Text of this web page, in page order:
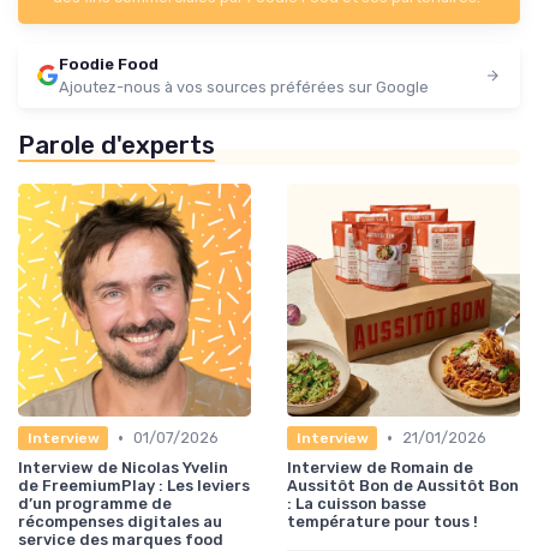
Foodie Food
Ajoutez-nous à vos sources préférées sur Google
Parole d'experts
Interview • 01/07/2026
Interview de Nicolas Yvelin
de FreemiumPlay : Les leviers
d’un programme de
récompenses digitales au
service des marques food
Interview •
21/01/2026
Interview de Romain de
Aussitôt Bon de Aussitôt Bon
: La cuisson basse
température pour tous !